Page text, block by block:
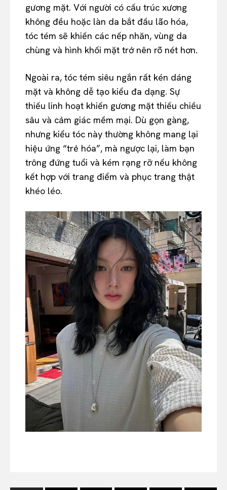
gương mặt. Với người có cấu trúc xương
không đều hoặc làn da bắt đầu lão hóa,
tóc tém sẽ khiến các nếp nhăn, vùng da
chùng và hình khối mặt trở nên rõ nét hơn.
Ngoài ra, tóc tém siêu ngắn rất kén dáng
mặt và không dễ tạo kiểu đa dạng. Sự
thiếu linh hoạt khiến gương mặt thiếu chiều
sâu và cảm giác mềm mại. Dù gọn gàng,
nhưng kiểu tóc này thường không mang lại
hiệu ứng “trẻ hóa”, mà ngược lại, làm bạn
trông đứng tuổi và kém rạng rỡ nếu không
kết hợp với trang điểm và phục trang thật
khéo léo.